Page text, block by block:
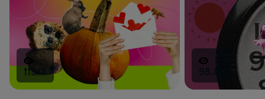
113.1K 98.4K